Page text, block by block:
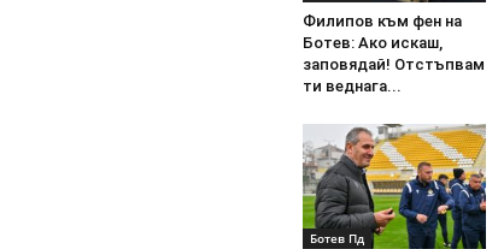
Филипов към фен на
Ботев: Ако искаш,
заповядай! Отстъпвам
ти веднага...
Ботев Пд